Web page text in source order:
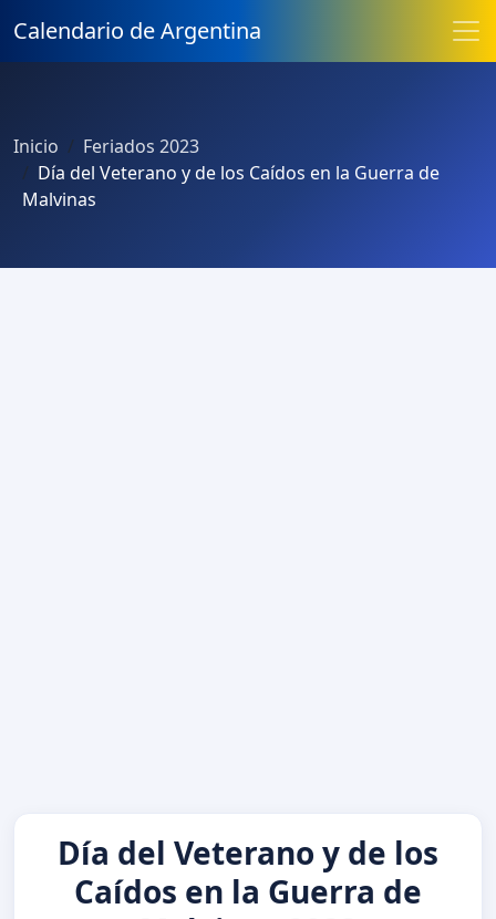
Calendario de Argentina
Inicio
Feriados 2023
Día del Veterano y de los Caídos en la Guerra de
Malvinas
Día del Veterano y de los
Caídos en la Guerra de